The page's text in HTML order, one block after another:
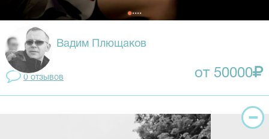
Вадим Плющаков
0 отзывов от 50000